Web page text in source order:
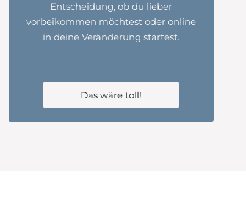
Entscheidung, ob du lieber
vorbeikommen möchtest oder online
in deine Veränderung startest.
Das wäre toll!